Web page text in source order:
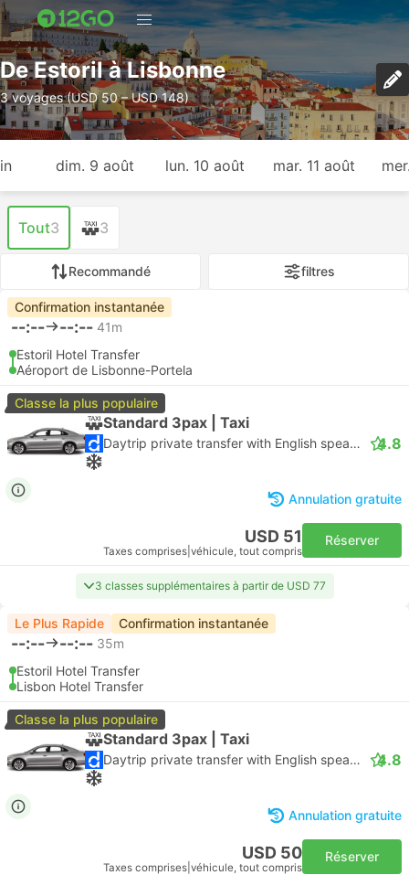
De Estoril à Lisbonne
3 voyages (USD 50 – USD 148)
dim. 9 août lun. 10 août mar. 11 août
Tout3 3
Recommandé filtres
Confirmation instantanée
--:-- --:-- 41m
Estoril Hotel Transfer
Aéroport de Lisbonne-Portela
Classe la plus populaire
Standard 3pax | Taxi
Daytrip private transfer with English speaking driver 4.8
Annulation gratuite
USD 51
Taxes comprises véhicule, tout compris
Réserver
3 classes supplémentaires à partir de USD 77
Le Plus Rapide Confirmation instantanée
--:-- --:-- 35m
Estoril Hotel Transfer
Lisbon Hotel Transfer
Classe la plus populaire
Standard 3pax | Taxi
Daytrip private transfer with English speaking driver 4.8
Annulation gratuite
USD 50
Taxes comprises véhicule, tout compris
Réserver